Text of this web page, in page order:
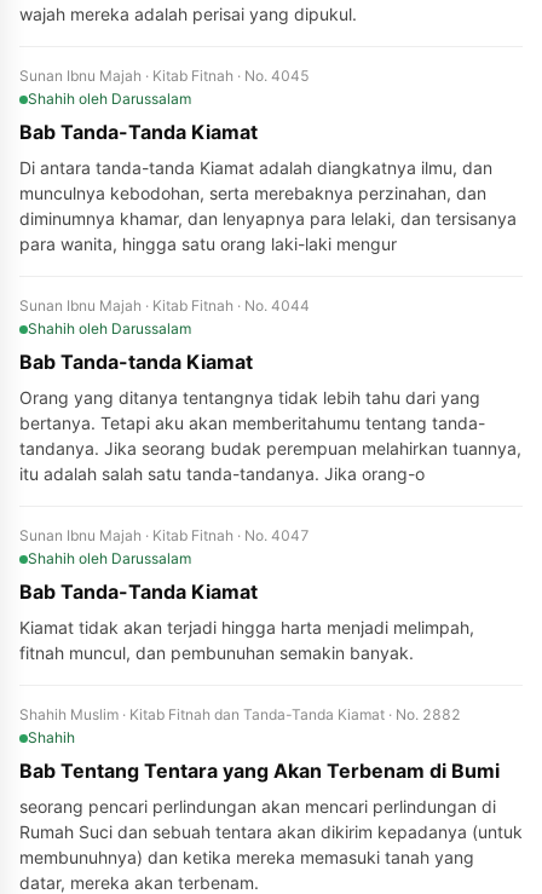
wajah mereka adalah perisai yang dipukul.
Sunan Ibnu Majah · Kitab Fitnah · No. 4045
Shahih oleh Darussalam
Bab Tanda-Tanda Kiamat
Di antara tanda-tanda Kiamat adalah diangkatnya ilmu, dan
munculnya kebodohan, serta merebaknya perzinahan, dan
diminumnya khamar, dan lenyapnya para lelaki, dan tersisanya
para wanita, hingga satu orang laki-laki mengur
Sunan Ibnu Majah · Kitab Fitnah · No. 4044
Shahih oleh Darussalam
Bab Tanda-tanda Kiamat
Orang yang ditanya tentangnya tidak lebih tahu dari yang
bertanya. Tetapi aku akan memberitahumu tentang tanda-
tandanya. Jika seorang budak perempuan melahirkan tuannya,
itu adalah salah satu tanda-tandanya. Jika orang-o
Sunan Ibnu Majah · Kitab Fitnah · No. 4047
Shahih oleh Darussalam
Bab Tanda-Tanda Kiamat
Kiamat tidak akan terjadi hingga harta menjadi melimpah,
fitnah muncul, dan pembunuhan semakin banyak.
Shahih Muslim · Kitab Fitnah dan Tanda-Tanda Kiamat · No. 2882
Shahih
Bab Tentang Tentara yang Akan Terbenam di Bumi
seorang pencari perlindungan akan mencari perlindungan di
Rumah Suci dan sebuah tentara akan dikirim kepadanya (untuk
membunuhnya) dan ketika mereka memasuki tanah yang
datar, mereka akan terbenam.